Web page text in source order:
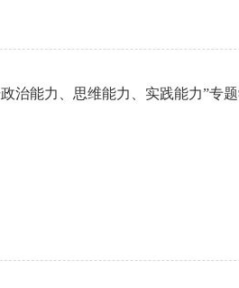
治能力、思维能力、实践能力”专